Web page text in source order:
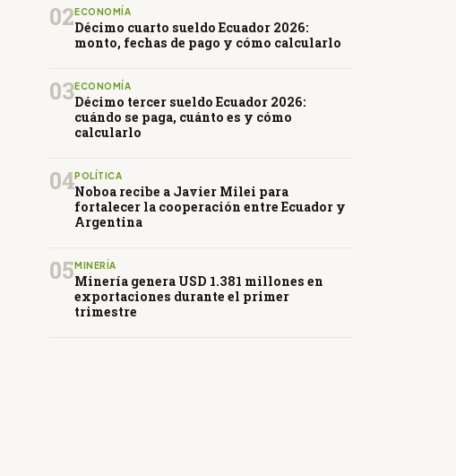
02 ECONOMÍA
Décimo cuarto sueldo Ecuador 2026:
monto, fechas de pago y cómo calcularlo
03ECONOMÍA
Décimo tercer sueldo Ecuador 2026:
cuándo se paga, cuánto es y cómo
calcularlo
04POLÍTICA
Noboa recibe a Javier Milei para
fortalecer la cooperación entre Ecuador y
Argentina
05 MINERÍA
Minería genera USD 1.381 millones en
exportaciones durante el primer
trimestre